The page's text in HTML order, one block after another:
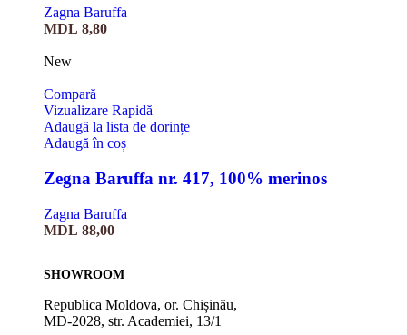
Zagna Baruffa
MDL 8,80
New
Compară
Vizualizare Rapidă
Adaugă la lista de dorințe
Adaugă în coș
Zegna Baruffa nr. 417, 100% merinos
Zagna Baruffa
MDL 88,00
SHOWROOM
Republica Moldova, or. Chișinău,
MD-2028, str. Academiei, 13/1